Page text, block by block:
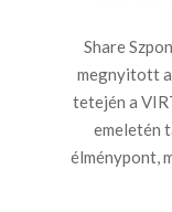
Share
megnyitott
tetején a
emeletén
élménypont,